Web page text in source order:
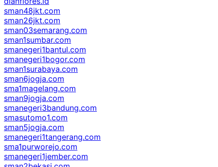
sman48jkt.com
sman26jkt.com
sman03semarang.com
sman1sumbar.com
smanegeri1bantul.com
smanegeri1bogor.com
sman1surabaya.com
sman6jogja.com
sma1magelang.com
sman9jogja.com
smanegeri3bandung.com
smasutomo1.com
sman5jogja.com
smanegeri1tangerang.com
sma1purworejo.com
smanegeri1jember.com